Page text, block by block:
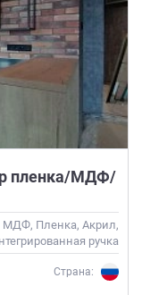
пленка/МДФ/
Пленка, Акрил,
ручка
Страна: